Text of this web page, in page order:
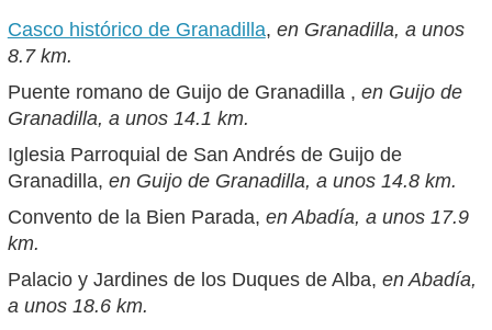
Casco histórico de Granadilla, en Granadilla, a unos
8.7 km.
Puente romano de Guijo de Granadilla , en Guijo de
Granadilla, a unos 14.1 km.
Iglesia Parroquial de San Andrés de Guijo de
Granadilla, en Guijo de Granadilla, a unos 14.8 km.
Convento de la Bien Parada, en Abadía, a unos 17.9
km.
Palacio y Jardines de los Duques de Alba, en Abadía,
a unos 18.6 km.